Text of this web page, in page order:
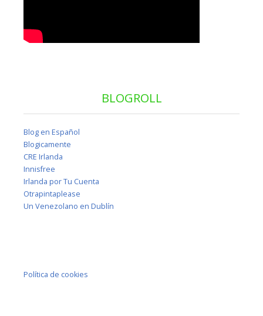
BLOGROLL
Blog en Español
Blogicamente
CRE Irlanda
Innisfree
Irlanda por Tu Cuenta
Otrapintaplease
Un Venezolano en Dublín
Política de cookies